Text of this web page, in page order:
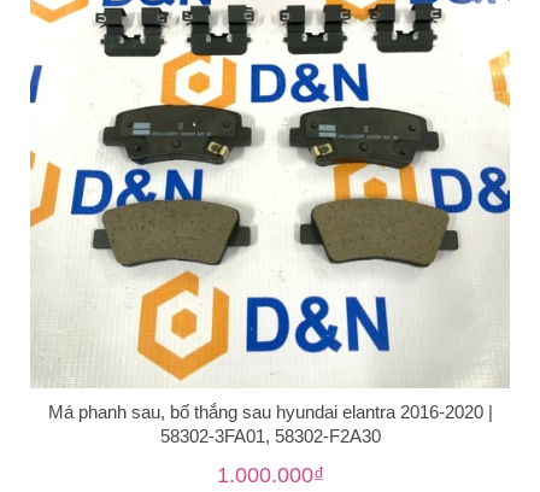
Má phanh sau, bố thắng sau hyundai elantra 2016-2020 |
58302-3FA01, 58302-F2A30
1.000.000₫